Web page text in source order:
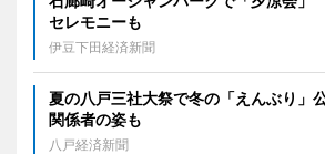
セレモニーも
伊豆下田経済新聞
夏の八戸三社大祭で冬の「えんぶり
関係者の姿も
八戸経済新聞